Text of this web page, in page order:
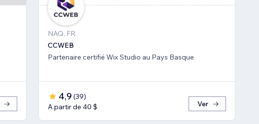
NAQ, FR
CCWEB
Partenaire certifié Wix Studio au Pays Basque
4,9 (39)
A partir de 40 $
Ver